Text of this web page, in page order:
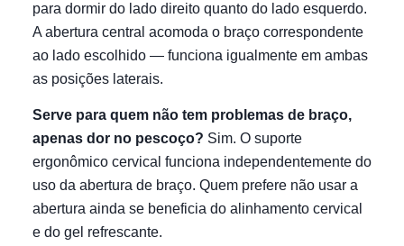
para dormir do lado direito quanto do lado esquerdo.
A abertura central acomoda o braço correspondente
ao lado escolhido — funciona igualmente em ambas
as posições laterais.
Serve para quem não tem problemas de braço,
apenas dor no pescoço? Sim. O suporte
ergonômico cervical funciona independentemente do
uso da abertura de braço. Quem prefere não usar a
abertura ainda se beneficia do alinhamento cervical
e do gel refrescante.